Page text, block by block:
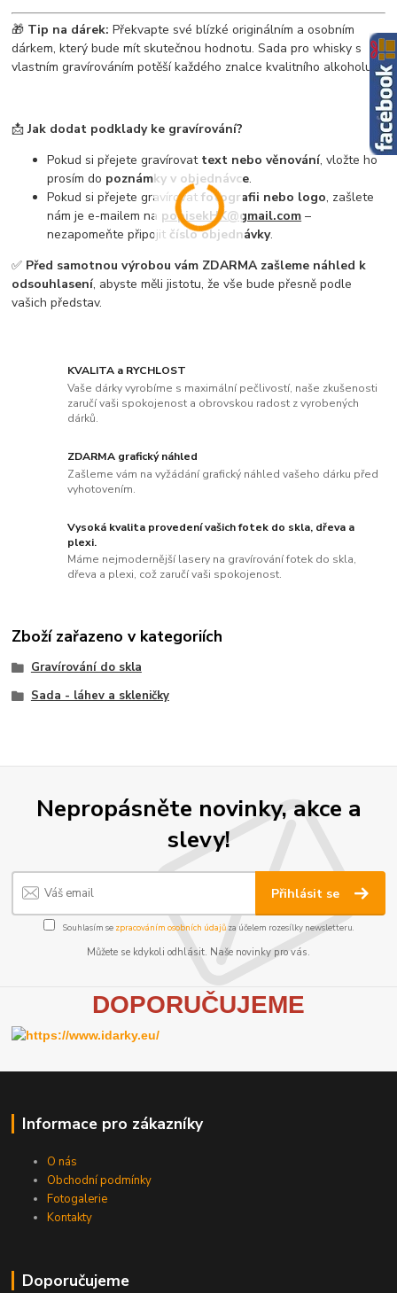
KVALITA a RYCHLOST
Vaše dárky vyrobíme s maximální pečlivostí, naše zkušenosti
zaručí vaši spokojenost a obrovskou radost z vyrobených
dárků.
ZDARMA grafický náhled
Zašleme vám na vyžádání grafický náhled vašeho dárku před
vyhotovením.
Vysoká kvalita provedení vašich fotek do skla, dřeva a
plexi.
Máme nejmodernější lasery na gravírování fotek do skla,
dřeva a plexi, což zaručí vaši spokojenost.
🎁 Tip na dárek: Překvapte své blízké originálním a osobním
dárkem, který bude mít skutečnou hodnotu. Sada pro whisky s
vlastním gravírováním potěší každého znalce kvalitního alkoholu.
📩Jak dodat podklady ke gravírování?
Pokud si přejete gravírovat text nebo věnování, vložte ho
prosím do poznámky v objednávce.
Pokud si přejete gravírovatfotografii nebo logo, zašlete
nám je e-mailem na popisekHK@gmail.com –
nezapomeňte připojit číslo objednávky.
✅ Před samotnou výrobou vám ZDARMA zašleme náhled k
odsouhlasení, abyste měli jistotu, že vše bude přesně podle
vašich představ.
Zboží zařazeno v kategoriích
Gravírování do skla
Sada - láhev a skleničky
Nepropásněte novinky, akce a
slevy!
Přihlásit se
Souhlasím se zpracováním osobních údajůza účelem rozesílky newsletteru.
Můžete se kdykoli odhlásit. Naše novinky pro vás.
DOPORUČUJEME
Informace pro zákazníky
O nás
Obchodní podmínky
Fotogalerie
Kontakty
Doporučujeme